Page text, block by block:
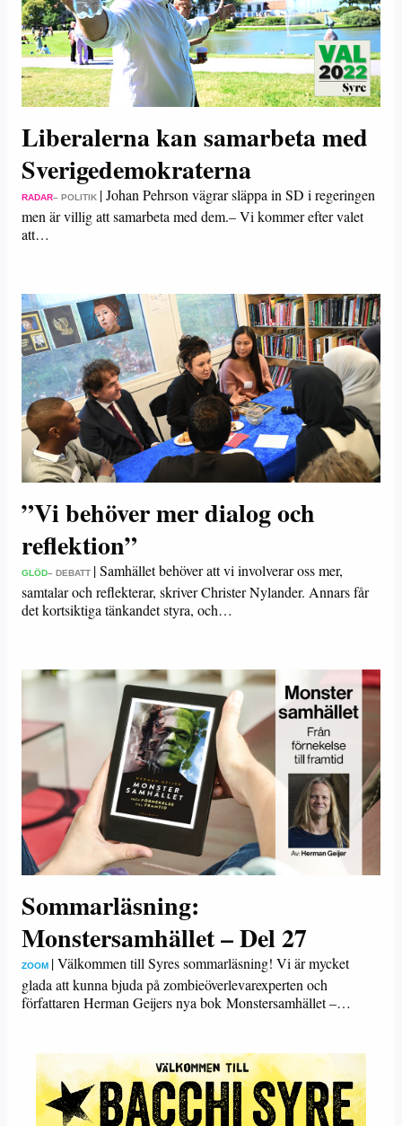
Liberalerna kan samarbeta med
Sverigedemokraterna
RADAR– POLITIK |Johan Pehrson vägrar släppa in SD i regeringen
men är villig att samarbeta med dem.– Vi kommer efter valet
att…
”Vi behöver mer dialog och
reflektion”
GLÖD– DEBATT |Samhället behöver att vi involverar oss mer,
samtalar och reflekterar, skriver Christer Nylander. Annars får
det kortsiktiga tänkandet styra, och…
Sommarläsning:
Monstersamhället – Del 27
ZOOM |Välkommen till Syres sommarläsning! Vi är mycket
glada att kunna bjuda på zombieöverlevarexperten och
författaren Herman Geijers nya bok Monstersamhället –…